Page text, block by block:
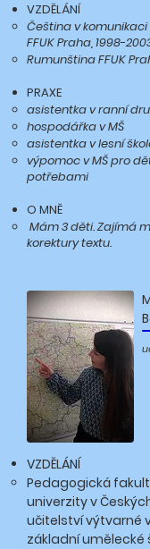
VZDĚLÁNÍ
Čeština v
FFUK Praha, 1998-
Rumunština FFUK
PRAXE
​asistentka v ranní
hospodářka v MŠ
asistentka v lesní
výpomoc v MŠ pro
potřebami
O MNĚ
Mám 3 děti. Zajímá
korektury textu.
VZDĚLÁNÍ
​Pedagogická
univerzity v
učitelství výtvarné
základní umělecké